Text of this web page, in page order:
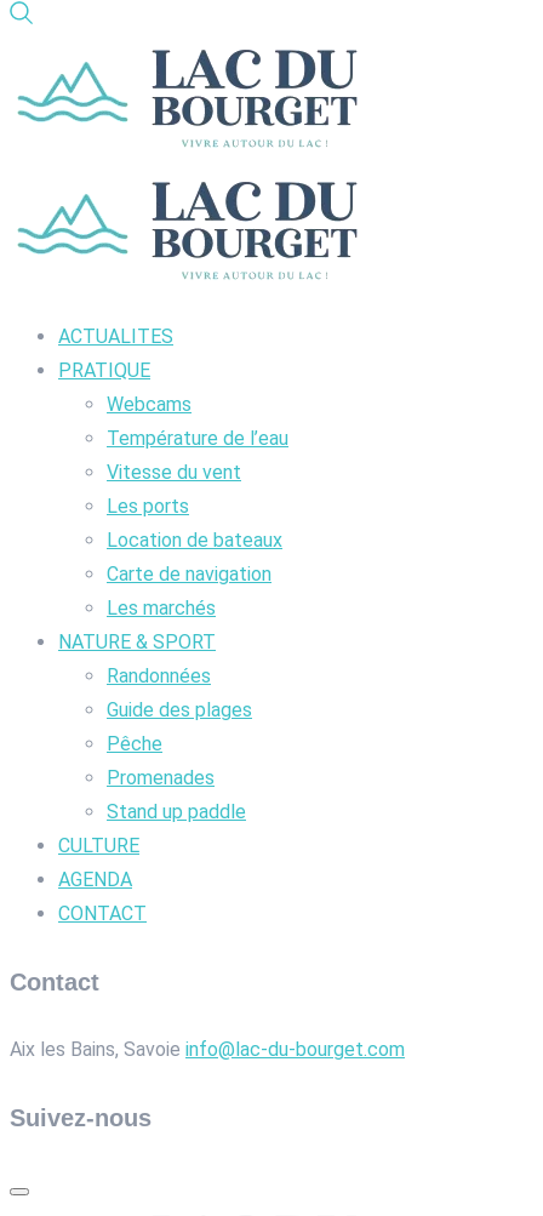
ACTUALITES
PRATIQUE
Webcams
Température de l’eau
Vitesse du vent
Les ports
Location de bateaux
Carte de navigation
Les marchés
NATURE & SPORT
Randonnées
Guide des plages
Pêche
Promenades
Stand up paddle
CULTURE
AGENDA
CONTACT
Contact
Aix les Bains, Savoie info@lac-du-bourget.com
Suivez-nous